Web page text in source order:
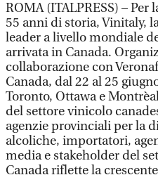
ROMA (ITALPRESS) –
55 anni di storia, Vinitaly,
leader a livello mondiale
arrivata in Canada.
collaborazione con
Canada, dal 22 al 25
Toronto, Ottawa e
del settore vinicolo
agenzie provinciali per la
alcoliche, importatori,
media e stakeholder del
Canada riflette la